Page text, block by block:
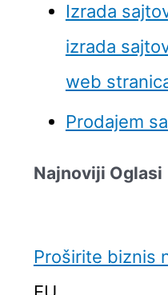
Izrada
izrada
web
Prodajem
Najnoviji Oglasi
Proširite biznis